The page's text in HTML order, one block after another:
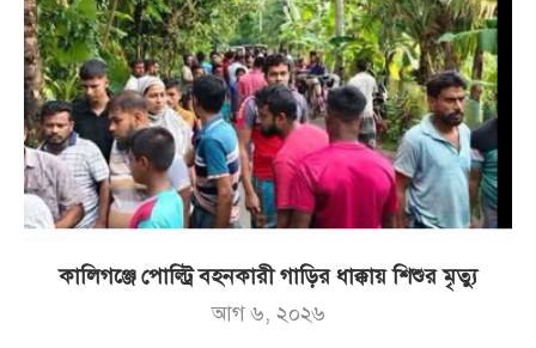
কালিগঞ্জে পোল্ট্রি বহনকারী গাড়ির ধাক্কায় শিশুর মৃত্যু
আগ ৬, ২০২৬